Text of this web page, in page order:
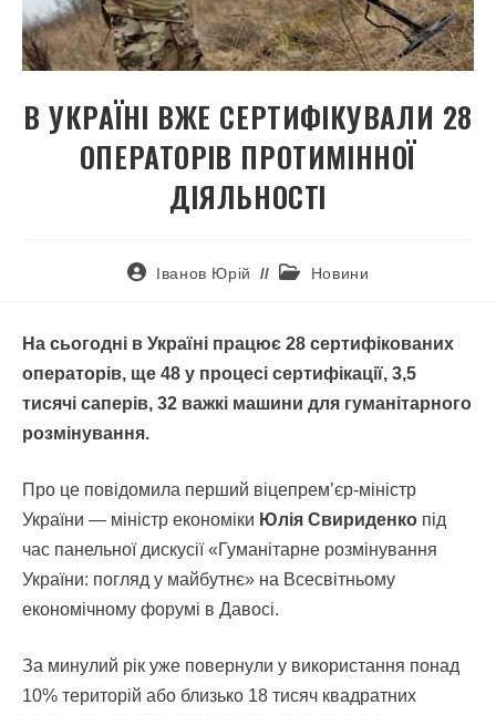
В УКРАЇНІ ВЖЕ СЕРТИФІКУВАЛИ 28
ОПЕРАТОРІВ ПРОТИМІННОЇ
ДІЯЛЬНОСТІ
Іванов Юрій Новини
На сьогодні в Україні працює 28 сертифікованих
операторів, ще 48 у процесі сертифікації, 3,5
тисячі саперів, 32 важкі машини для гуманітарного
розмінування.
Про це повідомила перший віцепрем’єр-міністр
України — міністр економіки Юлія Свириденко під
час панельної дискусії «Гуманітарне розмінування
України: погляд у майбутнє» на Всесвітньому
економічному форумі в Давосі.
За минулий рік уже повернули у використання понад
10% територій або близько 18 тисяч квадратних